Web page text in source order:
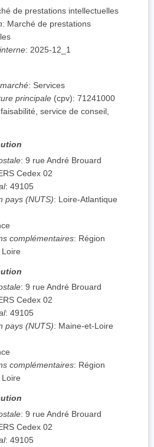
de prestations intellectuelles
: Marché de prestations
: 2025-12_1
: Services
principale (cpv): 71241000
service de conseil,
: 9 rue André Brouard
Cedex 02
: 49105
pays (NUTS): Loire-Atlantique
complémentaires: Région
Loire
: 9 rue André Brouard
Cedex 02
: 49105
pays (NUTS): Maine-et-Loire
complémentaires: Région
Loire
: 9 rue André Brouard
Cedex 02
: 49105